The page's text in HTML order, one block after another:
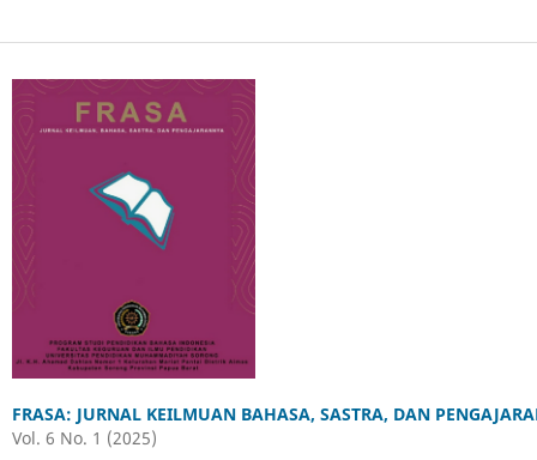
FRASA: JURNAL KEILMUAN BAHASA, SASTRA, DAN
Vol. 6 No. 1 (2025)